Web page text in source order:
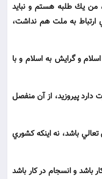
من يك طلبه هستم و نبايد
ارتباط به ملت هم نداشت،
و گرايش به اسلام و با
دارد پيروزيد، از آن منفصل
باشد، نه اينكه كشوري
باشد و انسجام در كار باشد